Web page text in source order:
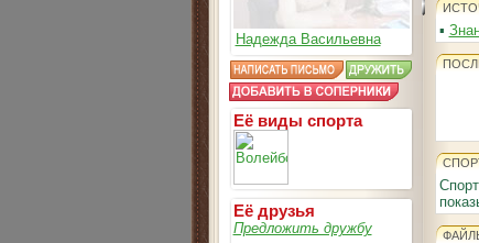
Надежда Васильевна
Её виды спорта
Её друзья
Предложить дружбу
▪